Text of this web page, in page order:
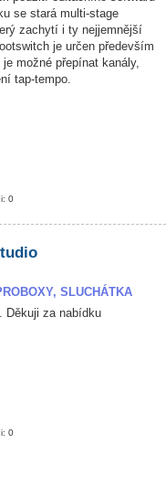
se stará multi-stage
zachytí i ty nejjemnější
je určen především
možné přepínat kanály,
tap-tempo.
0
SLUCHÁTKA
Děkuji za nabídku
0